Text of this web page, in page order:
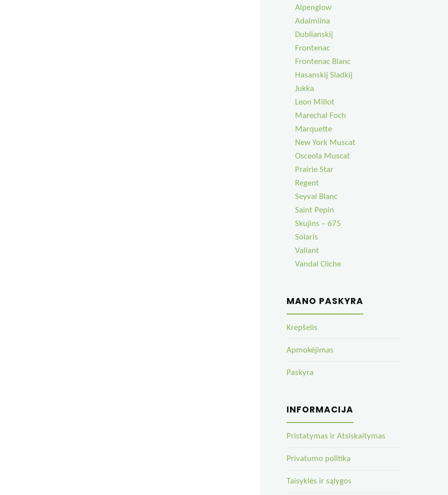
Alpenglow
Adalmiina
Dublianskij
Frontenac
Frontenac Blanc
Hasanskij Sladkij
Jukka
Leon Millot
Marechal Foch
Marquette
New York Muscat
Osceola Muscat
Prairie Star
Regent
Seyval Blanc
Saint Pepin
Skujins – 675
Solaris
Valiant
Vandal Cliche
MANO PASKYRA
Krepšelis
Apmokėjimas
Paskyra
INFORMACIJA
Pristatymas ir Atsiskaitymas
Privatumo politika
Taisyklės ir sąlygos